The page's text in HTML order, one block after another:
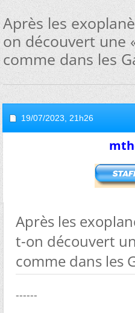
Après les
on découvert une
comme dans les
19/07/2023, 21h26
Après les
t-on découvert
comme dans les
------